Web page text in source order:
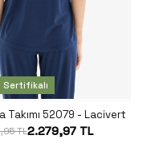
Sertifikalı
Takımı 52079 - Lacivert
TL2.279,97 TL